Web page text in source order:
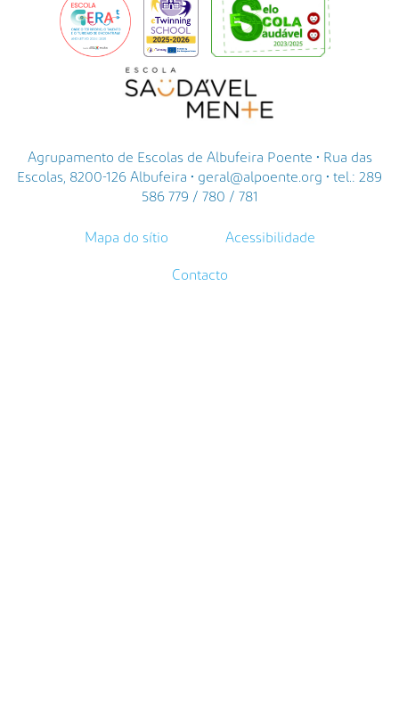
Agrupamento de Escolas de Albufeira Poente • Rua das
Escolas, 8200-126 Albufeira • geral@alpoente.org • tel.: 289
586 779 / 780 / 781
Mapa do sítio Acessibilidade
Contacto